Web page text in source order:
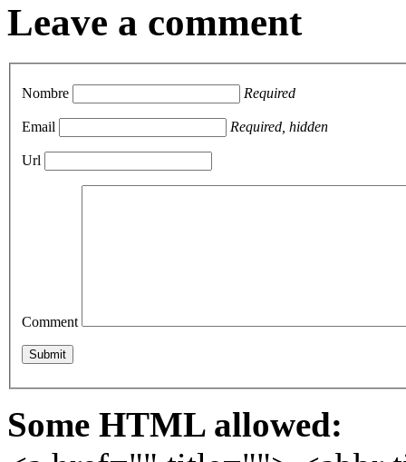
Leave a comment
Nombre Required
Email Required, hidden
Url
Comment
Some HTML allowed: